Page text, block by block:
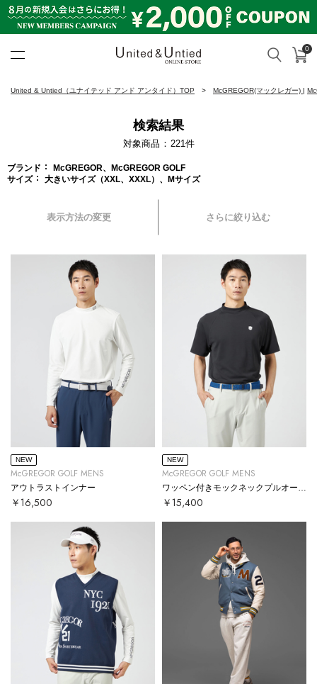
検索 カ
0
United & Untied（ユナイテッド アンド アンタイド）TOP McGREGOR(マックレガー) |
検索結果
対象商品 221 件
ブランド
McGREGOR、McGREGOR GOLF
サイズ
大きいサイズ（XXL、XXXL）、Mサイズ
表示方法の変更 さらに絞り込む
NEW
McGREGOR GOLF MENS
アウトラストインナー
￥16,500
NEW
McGREGOR GOLF MENS
￥15,400